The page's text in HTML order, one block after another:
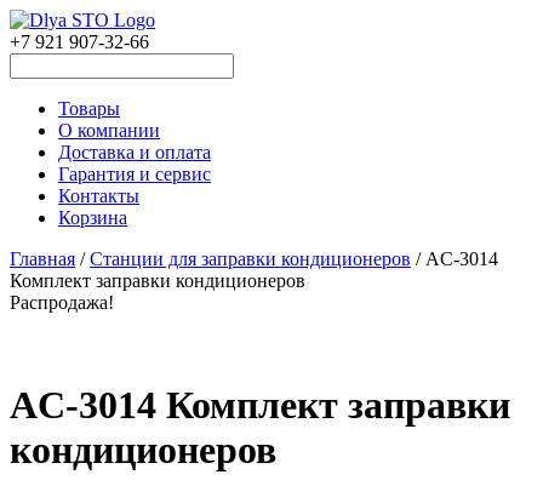
+7 921 907-32-66
Товары
О компании
Доставка и оплата
Гарантия и сервис
Контакты
Корзина
Главная /Станции для заправки кондиционеров / AC-3014
Комплект заправки кондиционеров
Распродажа!
AC-3014 Комплект заправки
кондиционеров